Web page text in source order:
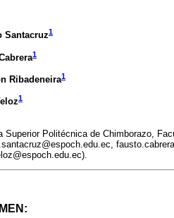
Santacruz1
1
Ribadeneira1
1
Superior Politécnica de Chimborazo,